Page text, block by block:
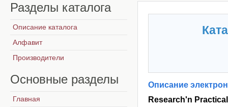
Описание
Research'n
Разделы каталога
Описание каталога
Алфавит
Производители
Основные разделы
Главная